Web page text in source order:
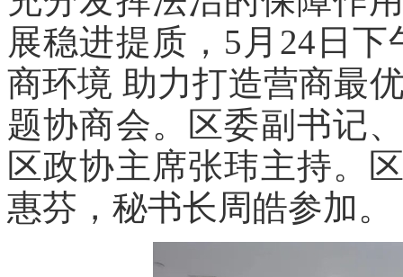
展稳进提质，5月24日
商环境 助力打造营商最
题协商会。区委副书记
区政协主席张玮主持。
惠芬，秘书长周皓参加。